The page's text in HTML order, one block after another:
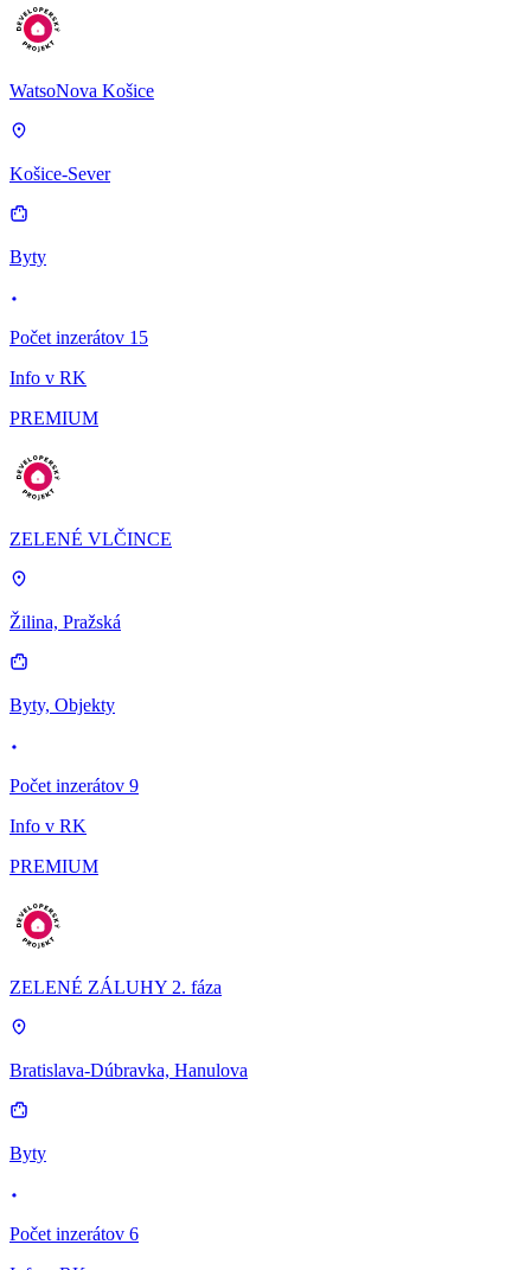
WatsoNova Košice
Košice-Sever
Byty
Počet inzerátov 15
Info v RK
PREMIUM
ZELENÉ VLČINCE
Žilina, Pražská
Byty, Objekty
Počet inzerátov 9
Info v RK
PREMIUM
ZELENÉ ZÁLUHY 2. fáza
Bratislava-Dúbravka, Hanulova
Byty
Počet inzerátov 6